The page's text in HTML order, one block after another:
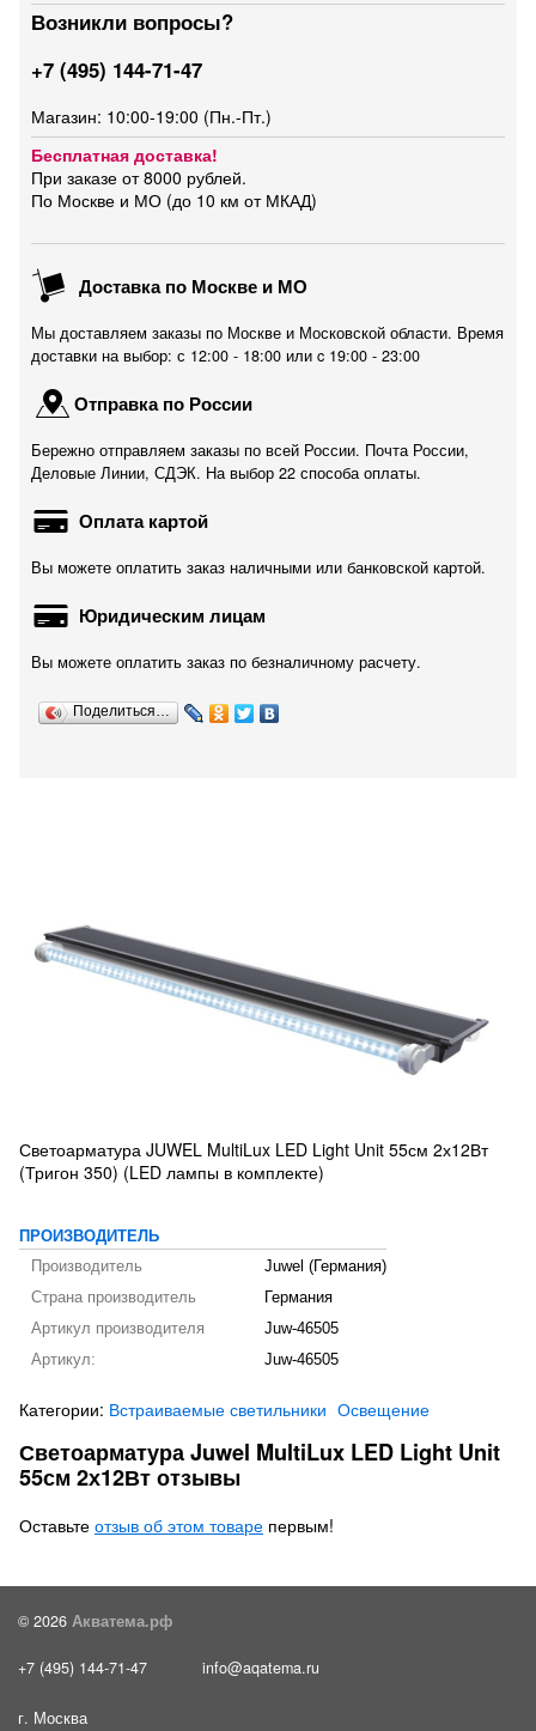
Возникли вопросы?
+7 (495) 144-71-47
Магазин: 10:00-19:00 (Пн.-Пт.)
Бесплатная доставка!
При заказе от 8000 рублей.
По Москве и МО (до 10 км от МКАД)
Доставка по Москве и МО
Мы доставляем заказы по Москве и Московской области. Время
доставки на выбор: с 12:00 - 18:00 или c 19:00 - 23:00
Отправка по России
Бережно отправляем заказы по всей России. Почта России,
Деловые Линии, СДЭК. На выбор 22 способа оплаты.
Оплата картой
Вы можете оплатить заказ наличными или банковской картой.
Юридическим лицам
Вы можете оплатить заказ по безналичному расчету.
Поделиться…
Светоарматура JUWEL MultiLux LED Light Unit 55см 2х12Вт
(Тригон 350) (LED лампы в комплекте)
ПРОИЗВОДИТЕЛЬ
Производитель
Juwel (Германия)
Страна производитель
Германия
Артикул производителя
Juw-46505
Артикул:
Juw-46505
Категории: Встраиваемые светильники Освещение
Светоарматура Juwel MultiLux LED Light Unit
55см 2х12Вт отзывы
Оставьте отзыв об этом товаре первым!
© 2026 Акватема.рф
+7 (495) 144-71-47 info@aqatema.ru
г. Москва